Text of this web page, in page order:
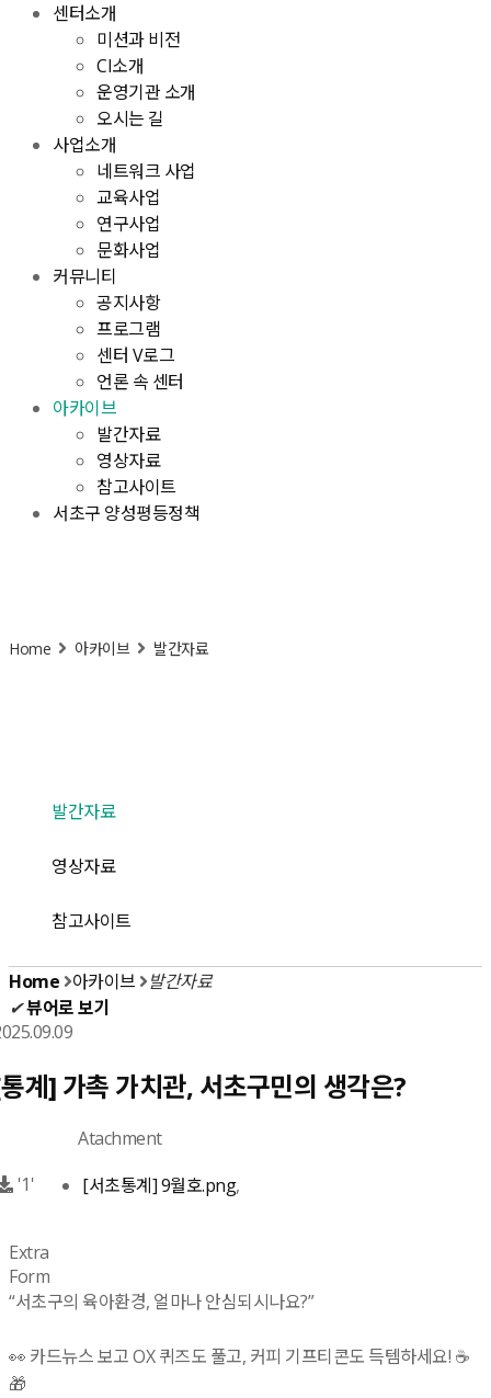
센터소개
미션과 비전
CI소개
운영기관 소개
오시는 길
사업소개
네트워크 사업
교육사업
연구사업
문화사업
커뮤니티
공지사항
프로그램
센터 V로그
언론 속 센터
아카이브
발간자료
영상자료
참고사이트
서초구 양성평등정책
Home 아카이브 발간자료
발간자료
영상자료
참고사이트
Home 아카이브
발간자료
✔뷰어로 보기
계] 가촉 가치관, 서초구민의 생각은?
Atachment
'1'
[서초통계] 9월호.png,
Extra
Form
“서초구의 육아환경, 얼마나 안심되시나요?”
👀 카드뉴스 보고 OX 퀴즈도 풀고, 커피 기프티콘도 득템하세요! ☕
🎁